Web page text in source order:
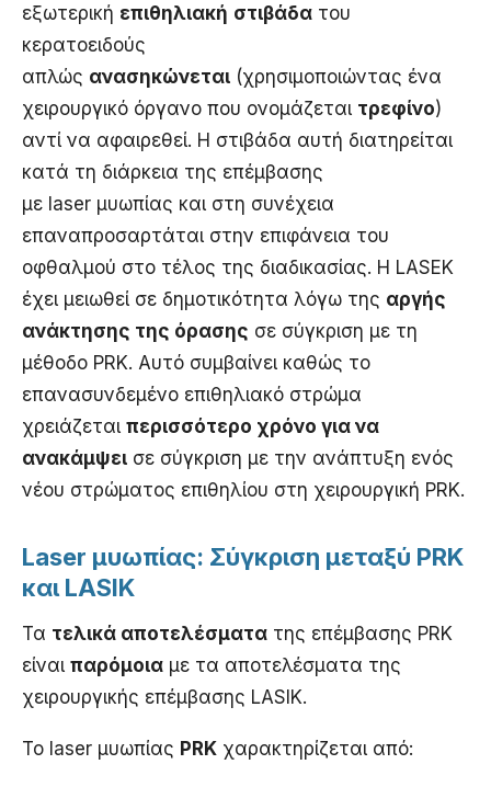
εξωτερική επιθηλιακή στιβάδα του
κερατοειδούς
απλώς ανασηκώνεται (χρησιμοποιώντας ένα
χειρουργικό όργανο που ονομάζεται τρεφίνο)
αντί να αφαιρεθεί. Η στιβάδα αυτή διατηρείται
κατά τη διάρκεια της επέμβασης
με laser μυωπίας και στη συνέχεια
επαναπροσαρτάται στην επιφάνεια του
οφθαλμού στο τέλος της διαδικασίας. Η LASEK
έχει μειωθεί σε δημοτικότητα λόγω της αργής
ανάκτησης της όρασης σε σύγκριση με τη
μέθοδο PRK. Αυτό συμβαίνει καθώς το
επανασυνδεμένο επιθηλιακό στρώμα
χρειάζεται περισσότερο χρόνο για να
ανακάμψει σε σύγκριση με την ανάπτυξη ενός
νέου στρώματος επιθηλίου στη χειρουργική PRK.
Laser μυωπίας: Σύγκριση μεταξύ PRK
και LASIK
Τα τελικά αποτελέσματα της επέμβασης PRK
είναι παρόμοια με τα αποτελέσματα της
χειρουργικής επέμβασης LASIK.
Το laser μυωπίας PRK χαρακτηρίζεται από: